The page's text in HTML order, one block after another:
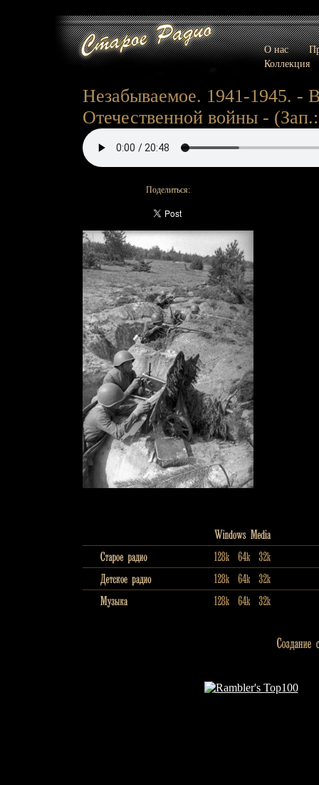
О нас
Коллекция
Незабываемое. 1941-1945. -
Отечественной войны -
Поделиться: